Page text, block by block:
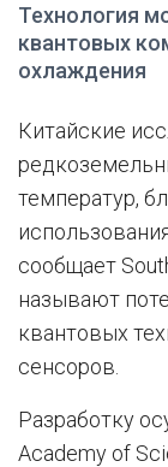
Технология
квантовых
охлаждения
Китайские
температур,
сообщает
называют
квантовых
сенсоров.
Разработку
Academy of